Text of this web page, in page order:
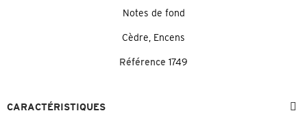
Notes de fond
Cèdre, Encens
Référence 1749
CARACTÉRISTIQUES